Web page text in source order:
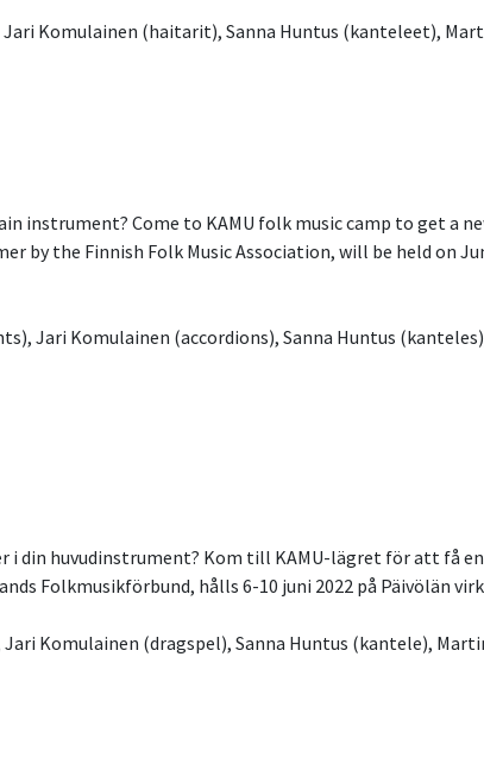
Komulainen (haitarit), Sanna Huntus (kanteleet),
instrument? Come to KAMU folk music camp to get a
by the Finnish Folk Music Association, will be held on
Jari Komulainen (accordions), Sanna Huntus
i din huvudinstrument? Kom till KAMU-lägret för att få
Folkmusikförbund, hålls 6-10 juni 2022 på Päivölän
Komulainen (dragspel), Sanna Huntus (kantele),